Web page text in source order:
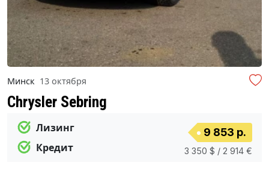
Минск 13 октября
Chrysler Sebring
Лизинг
Кредит
9 853 р.
3 350 $ / 2 914 €